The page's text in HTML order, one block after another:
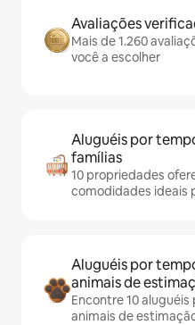
Avaliações
Mais de 1.260
você a escolher
Aluguéis por
famílias
10 propriedades
comodidades ideais
Aluguéis por
animais de
Encontre 10
animais de